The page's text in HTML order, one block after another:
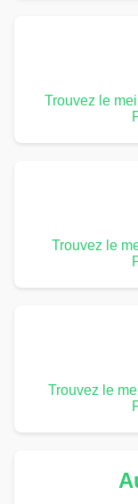
Trouvez le
Trouvez le
Trouvez le